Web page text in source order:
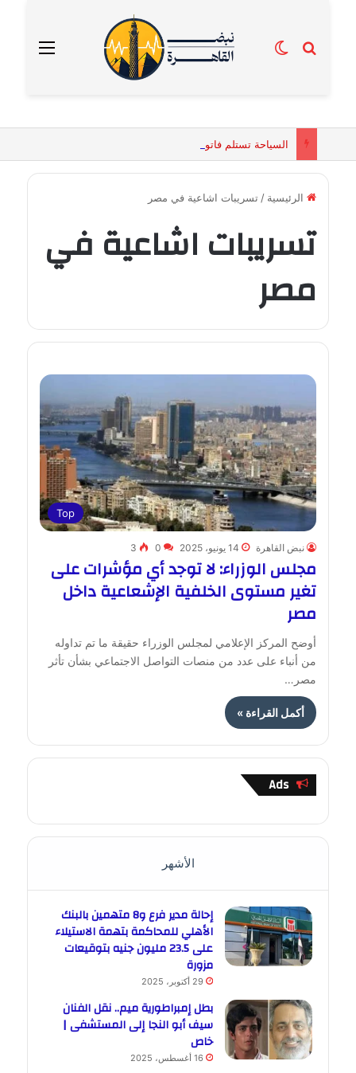
القائمة بحث عنالوضع المظلم
الرئيسية / تسريبات اشاعية في مصر
تسريبات اشاعية في
مصر
Top
نبض القاهرة 14 يونيو، 2025 0
3
مجلس الوزراء: لا توجد أي مؤشرات على
تغير مستوى الخلفية الإشعاعية داخل
مصر
أوضح المركز الإعلامي لمجلس الوزراء حقيقة ما تم تداوله
من أنباء على عدد من منصات التواصل الاجتماعي بشأن تأثر
مصر…
أكمل القراءة »
Ads
الأشهر
إحالة مدير فرع و8 متهمين بالبنك
الأهلي للمحاكمة بتهمة الاستيلاء
على 23.5 مليون جنيه بتوقيعات
مزورة
29 أكتوبر، 2025
بطل إمبراطورية ميم.. نقل الفنان
سيف أبو النجا إلى المستشفى |
خاص
16 أغسطس، 2025